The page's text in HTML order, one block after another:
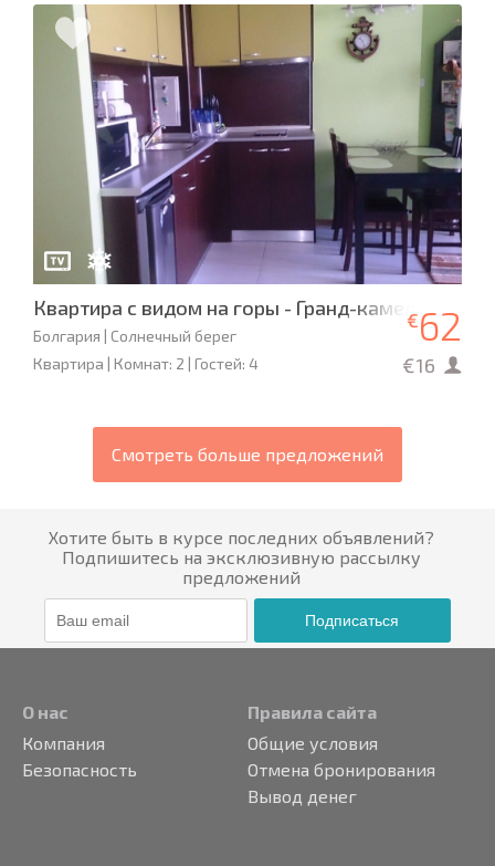
Квартира с видом на горы - Гранд-камелия
Болгария | Солнечный берег
Квартира | Комнат: 2 | Гостей: 4
€62
€16
Смотреть больше предложений
Хотите быть в курсе последних объявлений?
Подпишитесь на эксклюзивную рассылку
предложений
Подписаться
О нас
Компания
Безопасность
Правила сайта
Общие условия
Отмена бронирования
Вывод денег